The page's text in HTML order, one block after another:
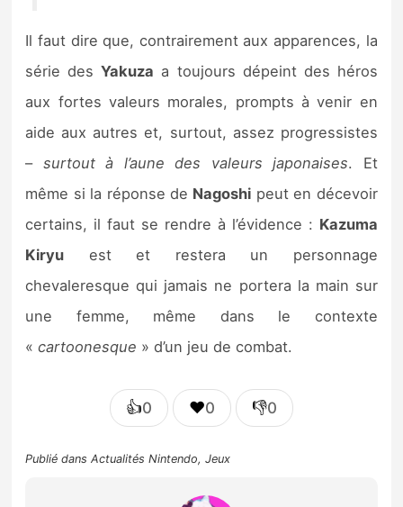
Il faut dire que, contrairement aux apparences, la
série desYakuza a toujours dépeint des héros
aux fortes valeurs morales, prompts à venir en
aide aux autres et, surtout, assez progressistes
– surtout à l’aune des valeurs japonaises. Et
même si la réponse de Nagoshi peut en décevoir
certains, il faut se rendre à l’évidence : Kazuma
Kiryu est et restera un personnage
chevaleresque qui jamais ne portera la main sur
une femme, même dans le contexte
«cartoonesque » d’un jeu de combat.
👍0 ❤️0 👎0
Publié dansActualités Nintendo,Jeux